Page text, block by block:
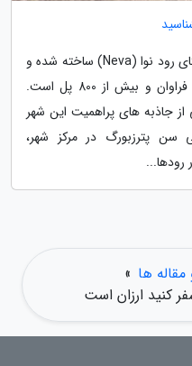
شهر سن پترزبورگ روی باتلاقی در دلتای رود نوا (Neva) ساخته شده و
دارای رودهای فرعی، کانال های آبی فراوان و بیش از 800 پل است.
جاذبه های پراهمیت این شهر
سن پترزبورگ در مرکز شهر،
رودها...
ها »
کنید ارزان است